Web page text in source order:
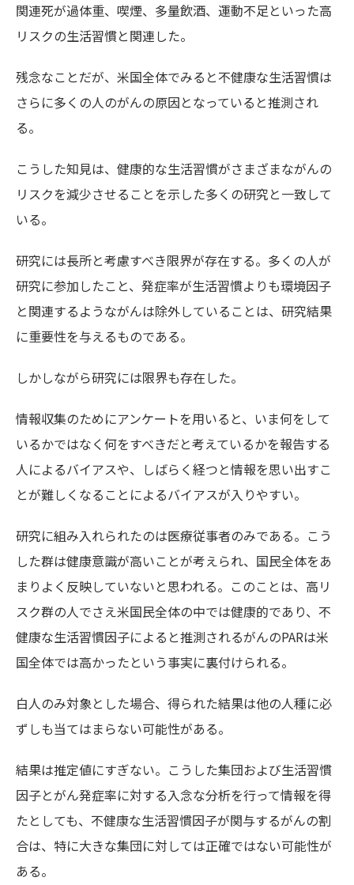
関連死が過体重、喫煙、多量飲酒、運動不足といった高
リスクの生活習慣と関連した。
残念なことだが、米国全体でみると不健康な生活習慣は
さらに多くの人のがんの原因となっていると推測され
る。
こうした知見は、健康的な生活習慣がさまざまながんの
リスクを減少させることを示した多くの研究と一致して
いる。
研究には長所と考慮すべき限界が存在する。多くの人が
研究に参加したこと、発症率が生活習慣よりも環境因子
と関連するようながんは除外していることは、研究結果
に重要性を与えるものである。
しかしながら研究には限界も存在した。
情報収集のためにアンケートを用いると、いま何をして
いるかではなく何をすべきだと考えているかを報告する
人によるバイアスや、しばらく経つと情報を思い出すこ
とが難しくなることによるバイアスが入りやすい。
研究に組み入れられたのは医療従事者のみである。こう
した群は健康意識が高いことが考えられ、国民全体をあ
まりよく反映していないと思われる。このことは、高リ
スク群の人でさえ米国民全体の中では健康的であり、不
健康な生活習慣因子によると推測されるがんのPARは米
国全体では高かったという事実に裏付けられる。
白人のみ対象とした場合、得られた結果は他の人種に必
ずしも当てはまらない可能性がある。
結果は推定値にすぎない。こうした集団および生活習慣
因子とがん発症率に対する入念な分析を行って情報を得
たとしても、不健康な生活習慣因子が関与するがんの割
合は、特に大きな集団に対しては正確ではない可能性が
ある。